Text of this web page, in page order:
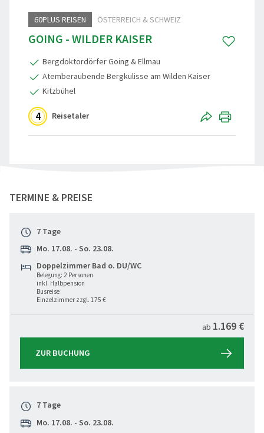
60plus
Clubreisen
Reisegutschein
Gruppenermäßigung
Reiseinfos, Qualität & Sicherheit
Reiseschutz-Versicherung
Häufige Fragen (FAQ)
Standorte
Nachhaltigkeit
60PLUS REISEN ÖSTERREICH & SCHWEIZ
GOING - WILDER KAISER
Bergdoktordörfer Going & Ellmau
Atemberaubende Bergkulisse am Wilden Kaiser
Kitzbühel
4 Reisetaler
TERMINE & PREISE
7 Tage
Mo. 17.08. - So. 23.08.
Doppelzimmer Bad o. DU/WC
Belegung: 2 Personen
inkl. Halbpension
Busreise
Einzelzimmer zzgl. 175 €
ab 1.169 €
ZUR BUCHUNG
7 Tage
Mo. 17.08. - So. 23.08.